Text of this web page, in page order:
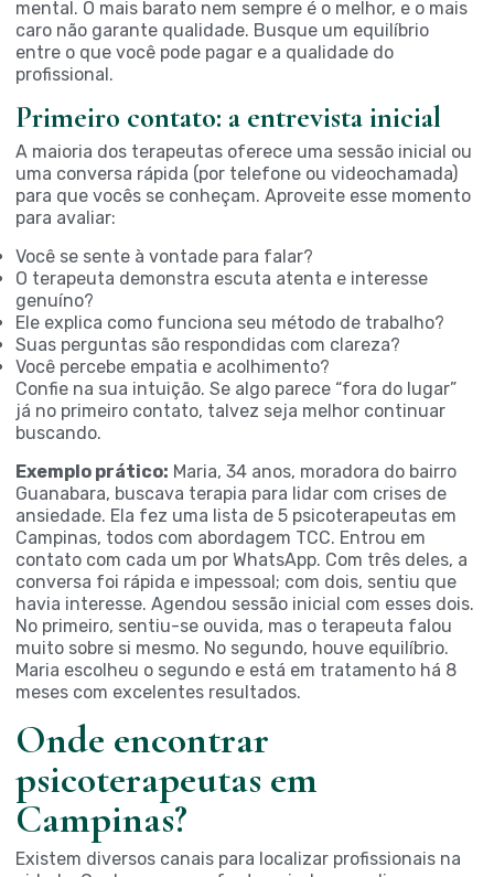
mental. O mais barato nem sempre é o melhor, e o mais
caro não garante qualidade. Busque um equilíbrio
entre o que você pode pagar e a qualidade do
profissional.
Primeiro contato: a entrevista inicial
A maioria dos terapeutas oferece uma sessão inicial ou
uma conversa rápida (por telefone ou videochamada)
para que vocês se conheçam. Aproveite esse momento
para avaliar:
Você se sente à vontade para falar?
O terapeuta demonstra escuta atenta e interesse
genuíno?
Ele explica como funciona seu método de trabalho?
Suas perguntas são respondidas com clareza?
Você percebe empatia e acolhimento?
Confie na sua intuição. Se algo parece “fora do lugar”
já no primeiro contato, talvez seja melhor continuar
buscando.
Exemplo prático: Maria, 34 anos, moradora do bairro
Guanabara, buscava terapia para lidar com crises de
ansiedade. Ela fez uma lista de 5 psicoterapeutas em
Campinas, todos com abordagem TCC. Entrou em
contato com cada um por WhatsApp. Com três deles, a
conversa foi rápida e impessoal; com dois, sentiu que
havia interesse. Agendou sessão inicial com esses dois.
No primeiro, sentiu-se ouvida, mas o terapeuta falou
muito sobre si mesmo. No segundo, houve equilíbrio.
Maria escolheu o segundo e está em tratamento há 8
meses com excelentes resultados.
Onde encontrar
psicoterapeutas em
Campinas?
Existem diversos canais para localizar profissionais na